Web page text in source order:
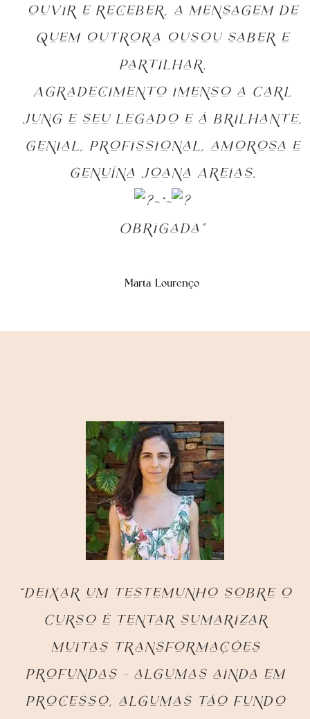
ouvir e receber, a mensagem de
quem outrora ousou saber e
partilhar.
Agradecimento imenso a Carl
Jung e seu legado e à brilhante,
genial, profissional, amorosa e
genuína Joana Areias.
~*~
Obrigada”
Marta Lourenço
“Deixar um testemunho sobre o
Curso é tentar sumarizar
muitas transformações
profundas – algumas ainda em
processo, algumas tão fundo